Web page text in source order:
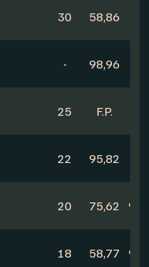
30 58,86
- 98,96
25 F.P.
22 95,82
20 75,62
18 58,77